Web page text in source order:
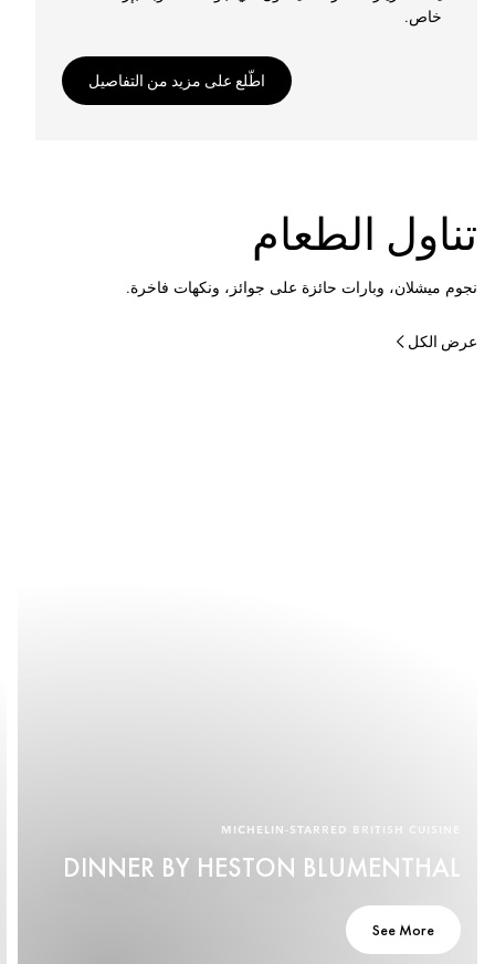
خاص.
اطّلع على مزيد من التفاصيل
تناول الطعام
نجوم ميشلان، وبارات حائزة على جوائز، ونكهات فاخرة.
عرض الكل
MICHELIN-STARRED BRITISH CUISINE
DINNER BY HESTON BLUMENTHAL
See More